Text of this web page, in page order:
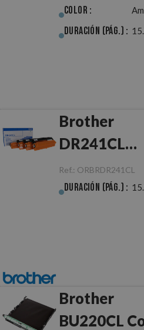
Tambor
Color :
Duración (pág.) :
Brother
DR241CL
Tambor
Ref.: ORBRDR241CL
Duración (pág.) :
Brother
BU220CL